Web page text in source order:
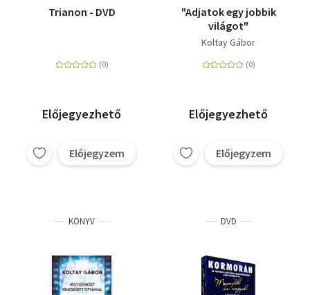
Trianon - DVD
Előjegyezhető
Előjegyzem
"Adjatok egy jobbik
világot"
Koltay Gábor
Előjegyezhető
Előjegyzem
KÖNYV DVD